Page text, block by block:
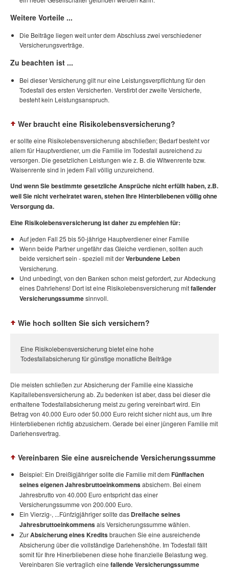
Weitere Vorteile ...
Die Beiträge liegen weit unter dem Abschluss zwei verschiedener
Versicherungsverträge.
Zu beachten ist ...
Bei dieser Versicherung gilt nur eine Leistungsverpflichtung für den
Todesfall des ersten Versicherten. Verstirbt der zweite Versicherte,
besteht kein Leistungsanspruch.
Wer braucht eine Risikolebensversicherung?
er sollte eine Risikolebensversicherung abschließen; Bedarf besteht vor
allem für Hauptverdiener, um die Familie im Todesfall ausreichend zu
versorgen. Die gesetzlichen Leistungen wie z. B. die Witwenrente bzw.
Waisenrente sind in jedem Fall völlig unzureichend.
Und wenn Sie bestimmte gesetzliche Ansprüche nicht erfüllt haben, z.B.
weil Sie nicht verheiratet waren, stehen Ihre Hinterbliebenen völlig ohne
Versorgung da.
Eine Risikolebensversicherung ist daher zu empfehlen für:
Auf jeden Fall 25 bis 50-jährige Hauptverdiener einer Familie
Wenn beide Partner ungefähr das Gleiche verdienen, sollten auch
beide versichert sein - speziell mit derVerbundene Leben
Versicherung.
Und unbedingt, von den Banken schon meist gefordert, zur Abdeckung
eines Dahrlehens! Dort ist eine Risikolebensversicherung mitfallender
Versicherungssummesinnvoll.
Wie hoch sollten Sie sich versichern?
Eine Risikolebensversicherung bietet eine hohe
Todesfallabsicherung für günstige monatliche Beiträge
Die meisten schließen zur Absicherung der Familie eine klassiche
Kapitallebensversicherung ab. Zu bedenken ist aber, dass bei dieser die
enthaltene Todesfallabsicherung meist zu gering vereinbart wird. Ein
Betrag von 40.000 Euro oder 50.000 Euro reicht sicher nicht aus, um Ihre
Hinterbliebenen richtig abzusichern. Gerade bei einer jüngeren Familie mit
Darlehensvertrag.
Vereinbaren Sie eine ausreichende Versicherungssumme
Beispiel: Ein Dreißigjähriger sollte die Familie mit dem Fünffachen
seines eigenen Jahresbruttoeinkommensabsichern. Bei einem
Jahresbrutto von 40.000 Euro entspricht das einer
Versicherungssumme von 200.000 Euro.
Ein Vierzig-, ...Fünfzigjähriger sollte das Dreifache seines
Jahresbruttoeinkommensals Versicherungssumme wählen.
ZurAbsicherung eines Kreditsbrauchen Sie eine ausreichende
Absicherung über die vollständige Darlehenshöhe. Im Todesfall fällt
somit für Ihre Hinerbliebenen diese hohe finanzielle Belastung weg.
Vereinbaren Sie vertraglich eine fallende Versicherungssumme